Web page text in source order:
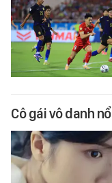
Cô gái vô danh